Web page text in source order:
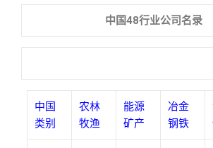
中国48行业公司名录
中国
类别
农林
牧渔
能源
矿产
冶金
钢铁